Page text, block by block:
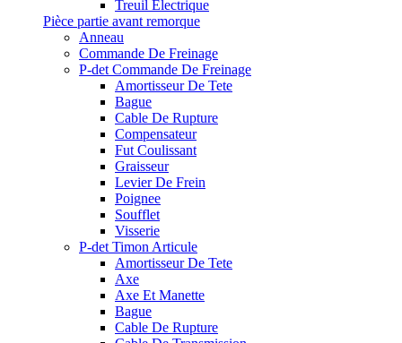
Treuil Electrique
Pièce partie avant remorque
Anneau
Commande De Freinage
P-det Commande De Freinage
Amortisseur De Tete
Bague
Cable De Rupture
Compensateur
Fut Coulissant
Graisseur
Levier De Frein
Poignee
Soufflet
Visserie
P-det Timon Articule
Amortisseur De Tete
Axe
Axe Et Manette
Bague
Cable De Rupture